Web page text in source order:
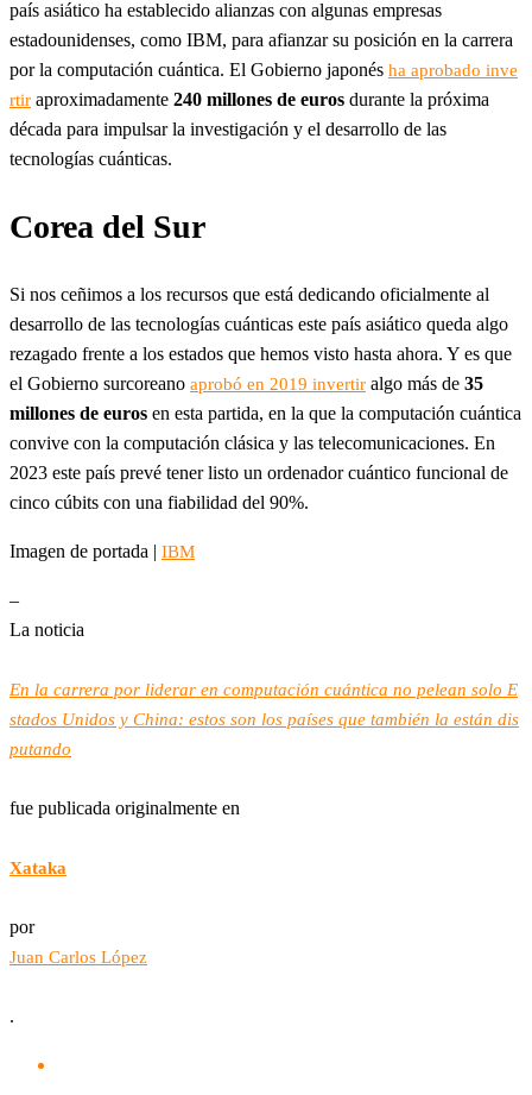
país asiático ha establecido alianzas con algunas empresas
estadounidenses, como IBM, para afianzar su posición en la carrera
por la computación cuántica. El Gobierno japonés ha aprobado inve
rtir aproximadamente 240 millones de euros durante la próxima
década para impulsar la investigación y el desarrollo de las
tecnologías cuánticas.
Corea del Sur
Si nos ceñimos a los recursos que está dedicando oficialmente al
desarrollo de las tecnologías cuánticas este país asiático queda algo
rezagado frente a los estados que hemos visto hasta ahora. Y es que
el Gobierno surcoreano aprobó en 2019 invertir algo más de 35
millones de euros en esta partida, en la que la computación cuántica
convive con la computación clásica y las telecomunicaciones. En
2023 este país prevé tener listo un ordenador cuántico funcional de
cinco cúbits con una fiabilidad del 90%.
Imagen de portada | IBM
–
La noticia
En la carrera por liderar en computación cuántica no pelean solo E
stados Unidos y China: estos son los países que también la están dis
putando
fue publicada originalmente en
Xataka
por
Juan Carlos López
.